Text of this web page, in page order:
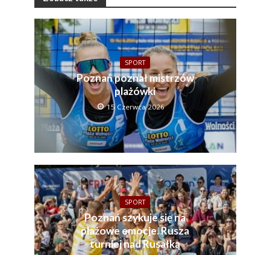
SPORT
Poznań poznał mistrzów
plażówki
15 Czerwca 2026
SPORT
Poznań szykuje się na
plażowe emocje. Rusza
turniej nad Rusałką